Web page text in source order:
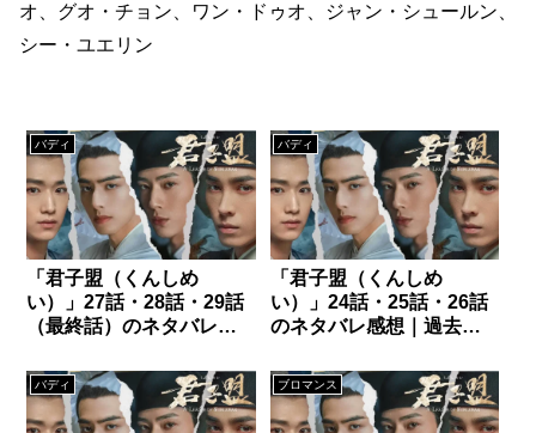
オ、グオ・チョン、ワン・ドゥオ、ジャン・シュールン、
シー・ユエリン
バディ
「君子盟（くんしめ
い）」27話・28話・29話
（最終話）のネタバレ感
終話まで
バディ
「君子盟（くんしめ
い）」24話・25話・26話
のネタバレ感想｜過去の
バディ ブロマンス